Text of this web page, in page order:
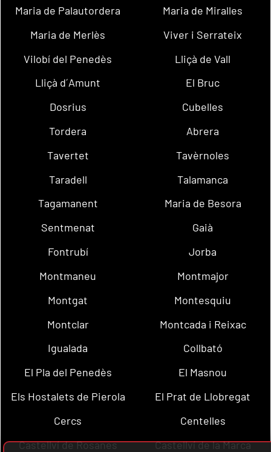
Maria de Palautordera
Maria de Miralles
Maria de Merlès
Viver i Serrateix
Vilobí del Penedès
Lliçà de Vall
Lliçà d´Amunt
El Bruc
Dosrius
Cubelles
Tordera
Abrera
Tavertet
Tavèrnoles
Taradell
Talamanca
Tagamanent
Maria de Besora
Sentmenat
Gaià
Fontrubí
Jorba
Montmaneu
Montmajor
Montgat
Montesquiu
Montclar
Montcada i Reixac
Igualada
Collbató
El Pla del Penedès
El Masnou
Els Hostalets de Pierola
El Prat de Llobregat
Cercs
Centelles
Castellví de Rosanes
Castellví de la Marca